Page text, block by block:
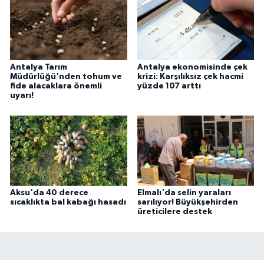
Antalya Tarım
Müdürlüğü'nden tohum ve
fide alacaklara önemli
uyarı!
Antalya ekonomisinde çek
krizi: Karşılıksız çek hacmi
yüzde 107 arttı
Aksu'da 40 derece
sıcaklıkta bal kabağı hasadı
Elmalı'da selin yaraları
sarılıyor! Büyükşehirden
üreticilere destek